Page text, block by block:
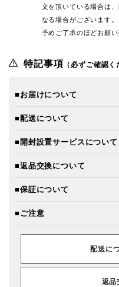
文を頂いている場合は
なる場合がございます。
予めご了承のほどお願い
特記事項 （必ずご確認く
■お届けについて
■配送について
■開封設置サービスについて
■返品交換について
■保証について
■ご注意
配送に
返品